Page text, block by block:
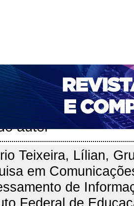
ACESSO CADASTRO
PORTAL DE REVISTAS DA UNIFACS
NOVA SUBMISSÃO
autor
Teixeira, Lílian,
em
de
Federal de